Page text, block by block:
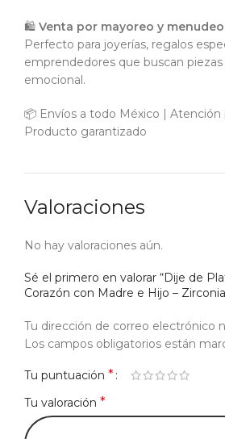
🛍️ Venta por mayoreo y menudeo
Perfecto para joyerías, regalos
emprendedores que buscan
emocional.
📦 Envíos a todo México | Atención
Producto garantizado
Valoraciones
No hay valoraciones aún.
Sé el primero en valorar “Dije de
Corazón con Madre e Hijo –
Tu dirección de correo electrónico
Los campos obligatorios están
Tu puntuación *
Tu valoración *